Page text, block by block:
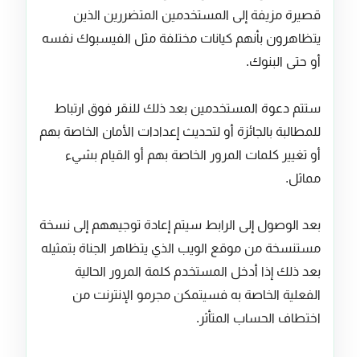
قصيرة مزيفة إلى المستخدمين المتضررين الذين
يتظاهرون بأنهم كيانات مختلفة مثل الفيسبوك نفسه
أو حتى البنوك.
ستتم دعوة المستخدمين بعد ذلك للنقر فوق ارتباط
للمطالبة بالجائزة أو لتحديث إعدادات الأمان الخاصة بهم
أو تغيير كلمات المرور الخاصة بهم أو القيام بشيء
مماثل.
بعد الوصول إلى الرابط سيتم إعادة توجيههم إلى نسخة
مستنسخة من موقع الويب الذي يتظاهر الجناة بتمثيله
بعد ذلك إذا أدخل المستخدم كلمة المرور الحالية
الفعلية الخاصة به فسيتمكن مجرمو الإنترنت من
اختطاف الحساب المتأثر.